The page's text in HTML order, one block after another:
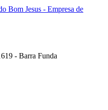
- Barra Funda